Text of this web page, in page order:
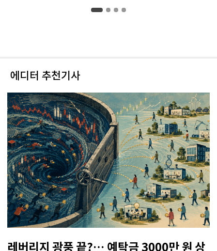
에디터 추천기사
레버리지 광풍 끝?… 예탁금 3000만 원 상